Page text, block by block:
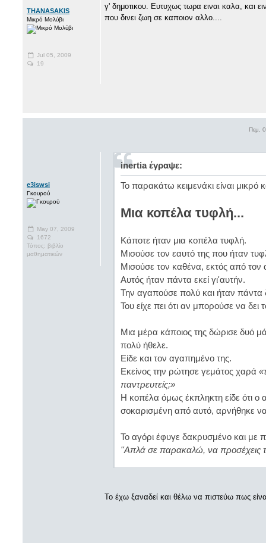
THANASAKIS
Μικρό Μολύβι
Jul 05, 2009
19
γ' δημοτικου. Ευτυχως τωρα ειναι καλα, και
που δινει ζωη σε καποιον αλλο....
Πεμ,
e3iswsi
Γκουρού
May 07, 2009
1672
Τόπος: βιβλίο
μαθηματικών
inertia έγραψε:
Το παρακάτω κειμενάκι είναι
Μια κοπέλα τυφλή...
Κάποτε ήταν μια κοπέλα τυφλή.
Μισούσε τον εαυτό της που ήταν
Μισούσε τον καθένα, εκτός από τον
Αυτός ήταν πάντα εκεί γι'αυτήν.
Την αγαπούσε πολύ και ήταν πάντα
Του είχε πει ότι αν μπορούσε να
Μια μέρα κάποιος της δώρισε δυό
πολύ ήθελε.
Είδε και τον αγαπημένο της.
Εκείνος την ρώτησε γεμάτος χαρά
παντρευτείς;»
Η κοπέλα όμως έκπληκτη είδε ότι ο
σοκαρισμένη από αυτό, αρνήθηκε
Το αγόρι έφυγε δακρυσμένο και με
''Απλά σε παρακαλώ, να προσέχεις
Το έχω ξαναδεί και θέλω να πιστεύω πως